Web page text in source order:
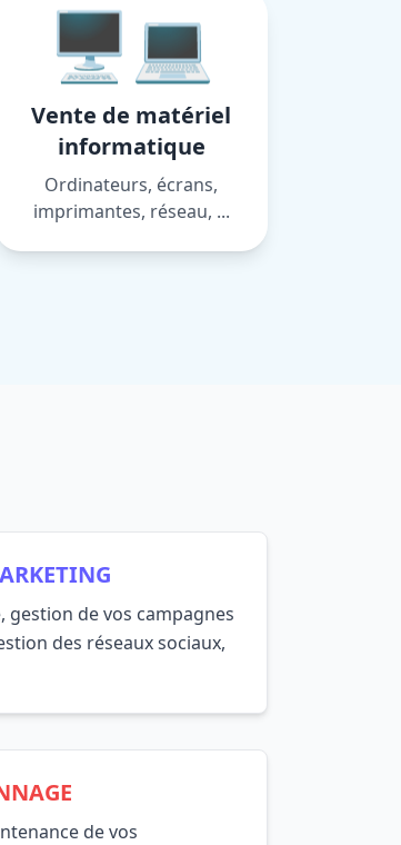
🖥️💻
Vente de matériel
informatique
Ordinateurs, écrans,
imprimantes, réseau, ...
de vos campagnes
des réseaux sociaux,
de vos